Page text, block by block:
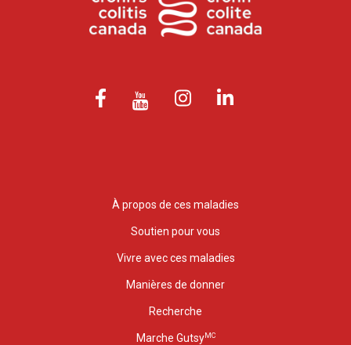
À propos de ces maladies
Soutien pour vous
Vivre avec ces maladies
Manières de donner
Recherche
Marche GutsyMC